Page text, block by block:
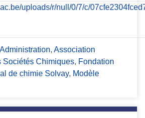
Administration, Association
Sociétés Chimiques, Fondation
de chimie Solvay, Modèle